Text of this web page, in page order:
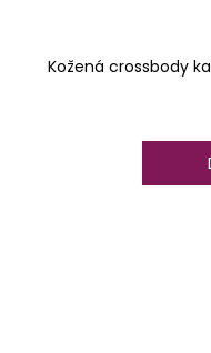
Kožená crossbody